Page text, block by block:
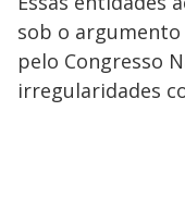
sob o
pelo Congresso
irregularidades